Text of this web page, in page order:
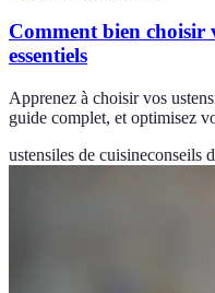
Comment bien choisir
essentiels
Apprenez à choisir vos
guide complet, et optimisez
ustensiles de cuisineconseils